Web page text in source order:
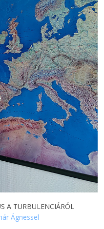
A TURBULENCIÁRÓL
Ágnessel